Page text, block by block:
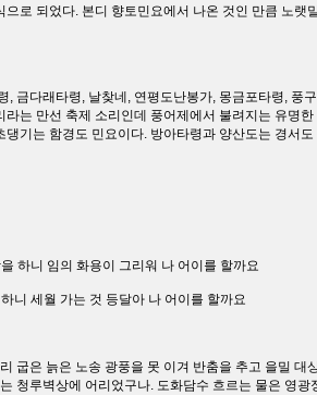
로 되었다. 본디 향토민요에서 나온 것인 만큼 노랫
금다래타령, 날찾네, 연평도난봉가, 몽금포타령, 풍
는 만선 축제 소리인데 풍어제에서 불려지는 유명
기는 함경도 민요이다. 방아타령과 양산도는 경서
하니 임의 화용이 그리워 나 어이를 할까요
니 세월 가는 것 등달아 나 어이를 할까요
굽은 늙은 노송 광풍을 못 이겨 반춤을 추고 을밀 대
청루벽상에 어리었구나. 도화담수 흐르는 물은 영